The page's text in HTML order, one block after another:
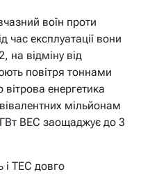
воїн проти
час експлуатації вони
на відміну від
повітря тоннами
енергетика
мільйонам
ВЕС заощаджує до 3
і ТЕС довго